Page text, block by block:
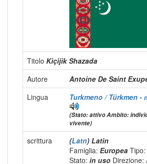
Titolo Kiçijik Shazada
Autore
Antoine De Saint
Lingua
Turkmeno / Türkmen -
(Stato: attivo Ambito:
vivente)
scrittura (Latn) Latin
Famiglia: Europea Tipo:
Stato: in uso Direzione: